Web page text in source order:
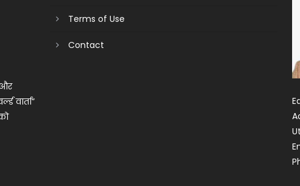
और
वार्ता”
Terms of Use
Contact